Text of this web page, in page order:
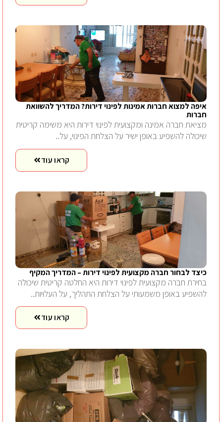
איפה למצוא חברות אמינות לפינוי דירות? המדריך להשוואת
חברות
מציאת חברה אמינה ומקצועית לפינוי דירות היא משימה קריטית
שיכולה להשפיע באופן ישיר על הצלחת הפינוי, על..
קראו עוד
כיצד לבחור חברה מקצועית לפינוי דירות – המדריך המקיף
בחירת חברה מקצועית לפינוי דירות היא החלטה קריטית שיכולה
להשפיע באופן משמעותי על הצלחת התהליך, על העלויות..
קראו עוד